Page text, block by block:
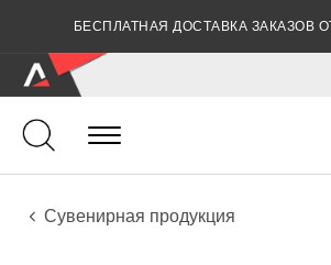
БЕСПЛАТНАЯ ДОСТАВКА ЗАКАЗОВ
Ударные
Ударные инструменты
Аксессуары
Сувенирная продукция